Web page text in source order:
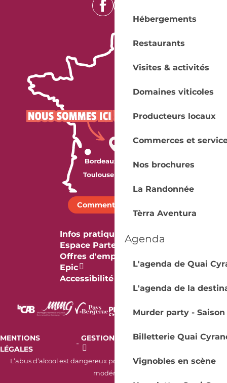
Hébergements
Restaurants
Visites & activités
Domaines viticoles
Producteurs locaux
Commerces et
Nos brochures
La Randonnée
Tèrra Aventura
Agenda
L'agenda de Quai
L'agenda de la
Murder party - Saison
Billetterie Quai
Vignobles en scène
Comment venir ?
Infos pratiques
Espace Partenaires
Offres d'emploi & stage
Epic
Accessibilité
MENTIONS
LÉGALES
-
GESTION DES COOKIES
AUDIT
L’abus d’alcool est dangereux pour la santé. À consommer avec
modération.